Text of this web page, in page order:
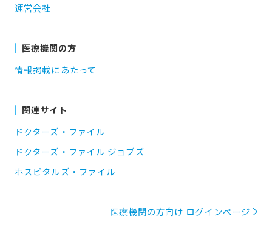
運営会社
医療機関の方
情報掲載にあたって
関連サイト
ドクターズ・ファイル
ドクターズ・ファイル ジョブズ
ホスピタルズ・ファイル
医療機関の方向け ログインページ